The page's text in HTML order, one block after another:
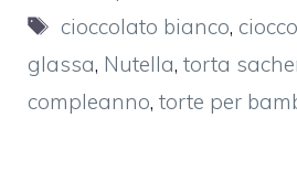
Tag
cioccolato bianco,
glassa, Nutella, torta
compleanno, torte per